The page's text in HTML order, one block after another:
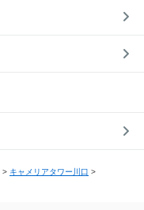
> キャメリアタワー川口 >